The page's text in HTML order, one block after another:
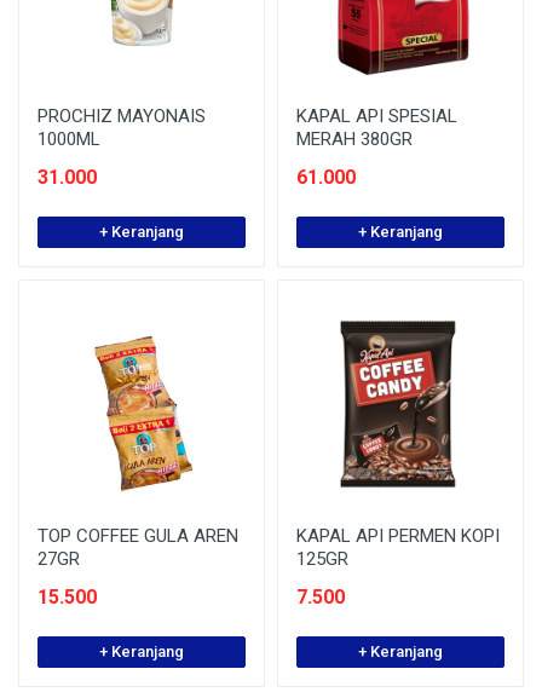
PROCHIZ MAYONAIS
1000ML
31.000
+ Keranjang
KAPAL API SPESIAL
MERAH 380GR
61.000
+ Keranjang
TOP COFFEE GULA AREN
27GR
15.500
+ Keranjang
KAPAL API PERMEN KOPI
125GR
7.500
+ Keranjang